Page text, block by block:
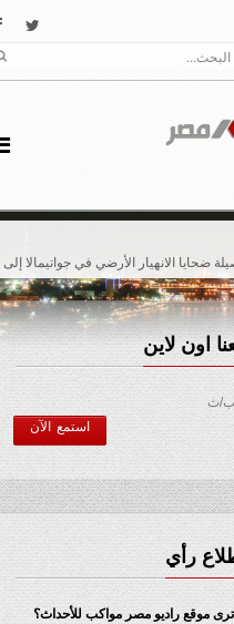
ضحايا الانهيار الأرضي في جواتيمالا إلى 131 قتيلا
اون لاين
استمع الآن
رأي
موقع راديو مصر مواكب للأحداث؟